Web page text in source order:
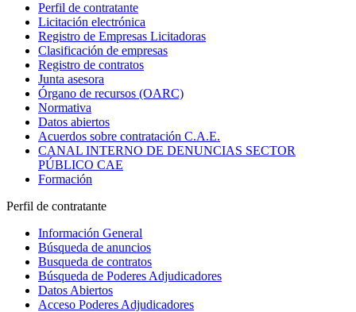
Perfil de contratante
Licitación electrónica
Registro de Empresas Licitadoras
Clasificación de empresas
Registro de contratos
Junta asesora
Órgano de recursos (OARC)
Normativa
Datos abiertos
Acuerdos sobre contratación C.A.E.
CANAL INTERNO DE DENUNCIAS SECTOR
PÚBLICO CAE
Formación
Perfil de contratante
Información General
Búsqueda de anuncios
Busqueda de contratos
Búsqueda de Poderes Adjudicadores
Datos Abiertos
Acceso Poderes Adjudicadores